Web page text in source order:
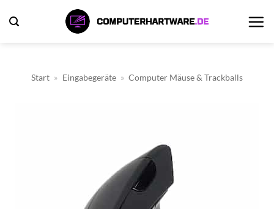
Inhalt
Start » Eingabegeräte » Computer Mäuse & Trackballs